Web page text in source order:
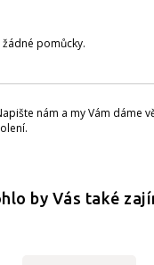
pomůcky.
nám a my Vám dáme
by Vás také